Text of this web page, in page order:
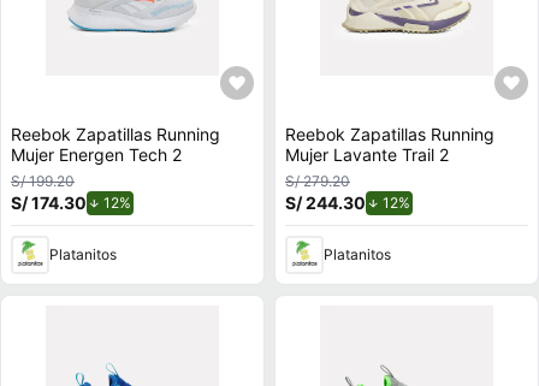
Reebok Zapatillas Running
Mujer Energen Tech 2
S/ 199.20
S/ 174.30 12%
Platanitos
Reebok Zapatillas Running
Mujer Lavante Trail 2
S/ 279.20
S/ 244.30 12%
Platanitos